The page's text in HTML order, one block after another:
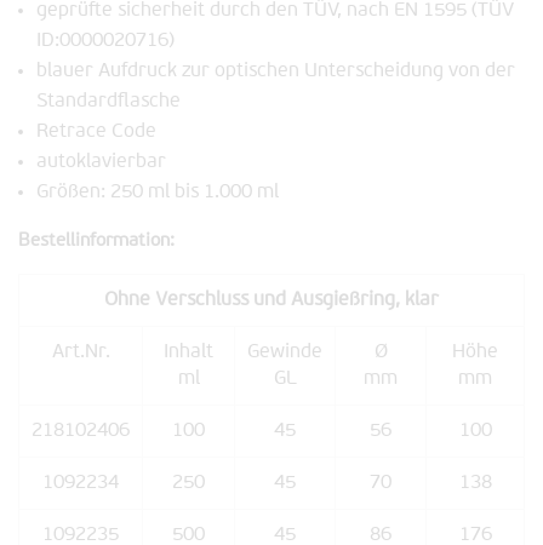
geprüfte sicherheit durch den TÜV, nach EN 1595 (TÜV
ID:0000020716)
blauer Aufdruck zur optischen Unterscheidung von der
Standardflasche
Retrace Code
autoklavierbar
Größen: 250 ml bis 1.000 ml
Bestellinformation:
Ohne Verschluss und Ausgießring, klar
Art.Nr.
Inhalt
ml
Gewinde
GL
Ø
mm
Höhe
mm
218102406 100 45 56 100
1092234 250 45 70 138
1092235 500 45 86 176